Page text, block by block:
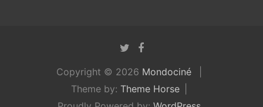
Copyright © 2026 Mondociné
Theme by: Theme Horse